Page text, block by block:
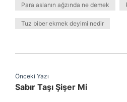
Para aslanın ağzında ne demek
Tuz biber ekmek deyimi nedir
Önceki Yazı
Sabır Taşı Şişer Mi